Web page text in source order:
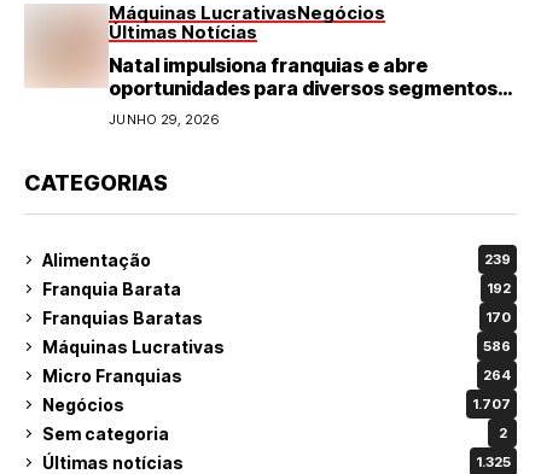
Máquinas LucrativasNegócios
Últimas Notícias
Natal impulsiona franquias e abre
oportunidades para diversos segmentos
do varejo
JUNHO 29, 2026
CATEGORIAS
Alimentação 239
Franquia Barata 192
Franquias Baratas 170
Máquinas Lucrativas 586
Micro Franquias 264
Negócios 1.707
Sem categoria 2
Últimas notícias 1.325